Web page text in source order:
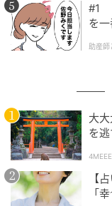
赤のグループ ×
「自分を完成させ
山羊座は、キャリ
理職や経営など
#1
を
助産
大
を
4MEEE
【
「